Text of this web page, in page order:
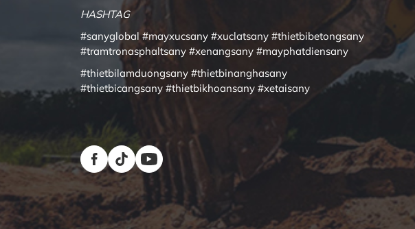
HASHTAG
#sanyglobal #mayxucsany #xuclatsany #thietbibetongsany
#tramtronasphaltsany #xenangsany #mayphatdiensany
#thietbilamduongsany #thietbinanghasany
#thietbicangsany #thietbikhoansany #xetaisany